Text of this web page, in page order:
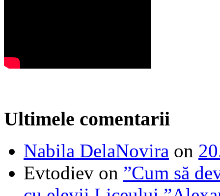
Ultimele comentarii
Nabila DelaNovira on
Evtodiev on ”Cum să